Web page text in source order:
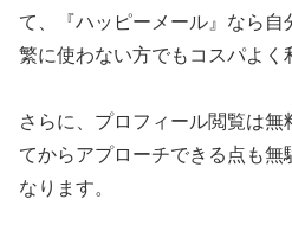
て、『ハッピーメール』なら
繁に使わない方でもコスパよく
さらに、プロフィール閲覧は無
てからアプローチできる点も無
なります。